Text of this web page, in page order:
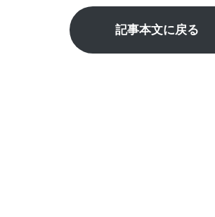
記事本文に戻る